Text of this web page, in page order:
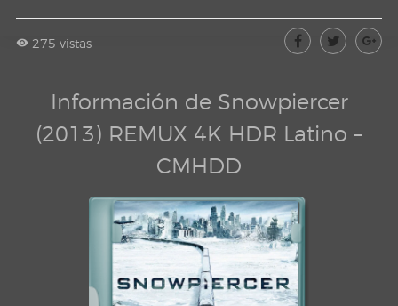
275 vistas
Información de Snowpiercer
(2013) REMUX 4K HDR Latino –
CMHDD